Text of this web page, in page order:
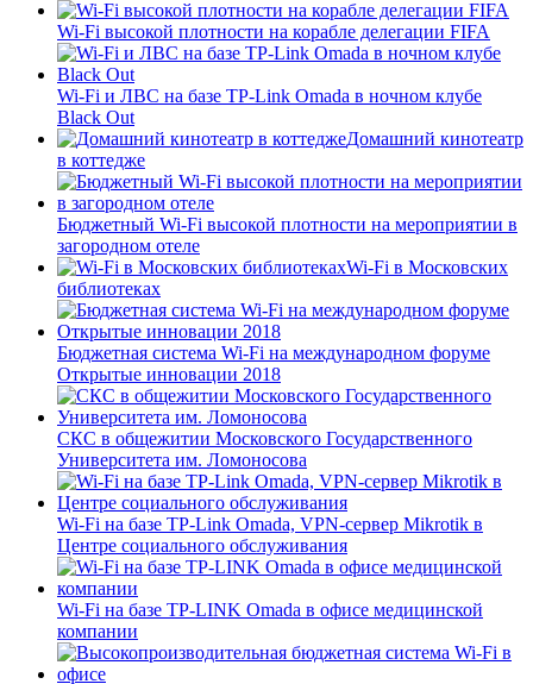
Wi-Fi высокой плотности на корабле делегации FIFA
Wi-Fi и ЛВС на базе TP-Link Omada в ночном клубе
Black Out
Домашний кинотеатр
в коттедже
Бюджетный Wi-Fi высокой плотности на мероприятии в
загородном отеле
Wi-Fi в Московских
библиотеках
Бюджетная система Wi-Fi на международном форуме
Открытые инновации 2018
СКС в общежитии Московского Государственного
Университета им. Ломоносова
Wi-Fi на базе TP-Link Omada, VPN-сервер Mikrotik в
Центре социального обслуживания
Wi-Fi на базе TP-LINK Omada в офисе медицинской
компании